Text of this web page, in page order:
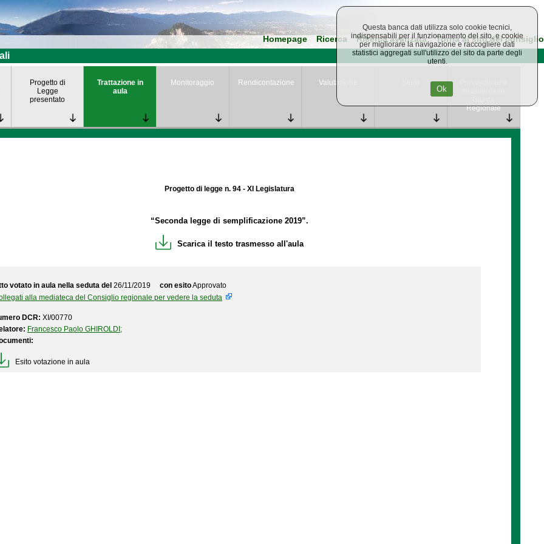
Homepage Ricerca Ricerca avanzata Torna al sito del consiglio
Progetto di
Legge
presentato
Trattazione in
aula
Monitoraggio Rendicontazione Valutazione
Regionale
Progetto di legge n. 94 - XI Legislatura
“Seconda legge di semplificazione 2019”.
Scarica il testo trasmesso all'aula
votato in aula nella seduta del 26/11/2019 con esitoApprovato
alla mediateca del Consiglio regionale per vedere la seduta
DCR: XI/00770
Francesco Paolo GHIROLDI;
Esito votazione in aula
Questa banca dati utilizza solo cookie tecnici,
indispensabili per il funzionamento del sito, e cookie
per migliorare la navigazione e raccogliere dati
statistici aggregati sull'utilizzo del sito da parte degli
utenti.
Ok